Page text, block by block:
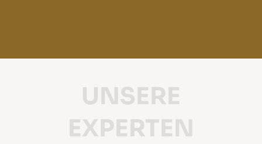
UNSERE
EXPERTEN